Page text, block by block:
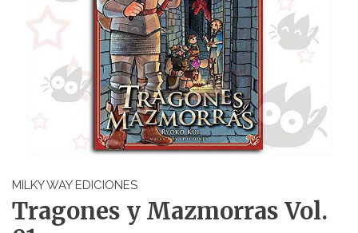
MILKY WAY EDICIONES
Tragones y Mazmorras Vol.